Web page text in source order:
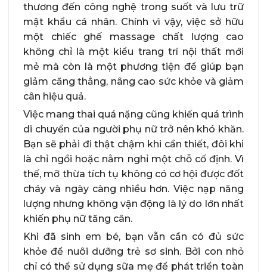
thương đến công nghệ trong suốt và lưu trữ
mật khẩu cá nhân. Chính vì vậy, việc sở hữu
một chiếc ghế massage chất lượng cao
không chỉ là một kiểu trang trí nội thất mới
mẻ mà còn là một phương tiện để giúp bạn
giảm căng thẳng, nâng cao sức khỏe và giảm
cân hiệu quả.
Việc mang thai quá nặng cũng khiến quá trình
di chuyển của người phụ nữ trở nên khó khăn.
Bạn sẽ phải đi thật chậm khi cần thiết, đôi khi
là chỉ ngồi hoặc nằm nghỉ một chỗ cố định. Vì
thế, mỡ thừa tích tụ không có cơ hội được đốt
cháy và ngày càng nhiều hơn. Việc nạp năng
lượng nhưng không vận động là lý do lớn nhất
khiến phụ nữ tăng cân.
Khi đã sinh em bé, bạn vẫn cần có đủ sức
khỏe để nuôi dưỡng trẻ sơ sinh. Bởi con nhỏ
chỉ có thể sử dụng sữa mẹ để phát triển toàn